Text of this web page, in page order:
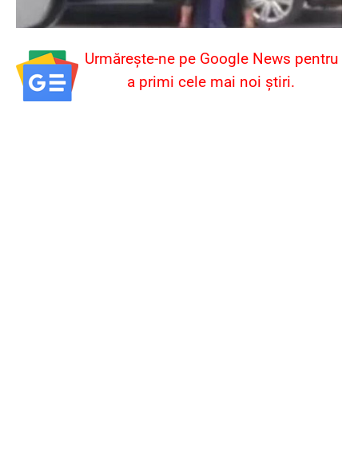
Urmărește-ne pe Google News pentru
a primi cele mai noi știri.